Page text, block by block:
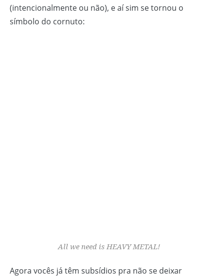
(intencionalmente ou não), e aí sim se tornou o
símbolo do cornuto:
All we need is HEAVY METAL!
Agora vocês já têm subsídios pra não se deixar